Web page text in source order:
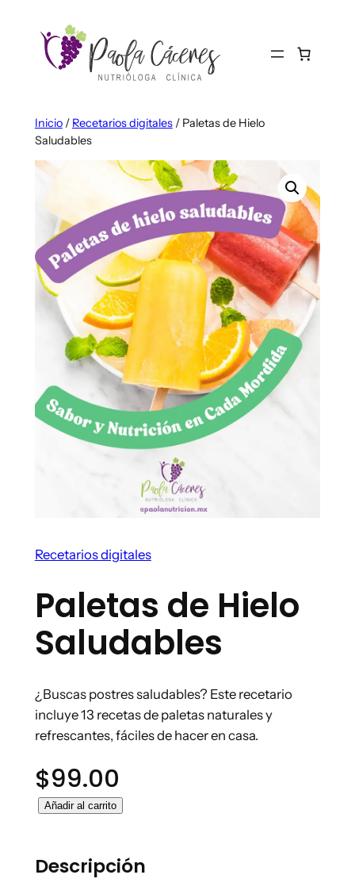
contenido
Inicio/ Recetarios digitales/ Paletas de Hielo
Saludables
Recetarios digitales
Paletas de Hielo
Saludables
¿Buscas postres saludables? Este recetario
incluye 13 recetas de paletas naturales y
refrescantes, fáciles de hacer en casa.
$99.00
e
Añadir al carrito
Descripción